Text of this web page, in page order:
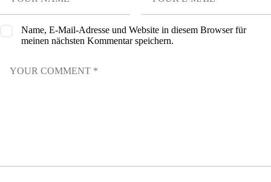
Name, E-Mail-Adresse und Website in diesem Browser für
meinen nächsten Kommentar speichern.